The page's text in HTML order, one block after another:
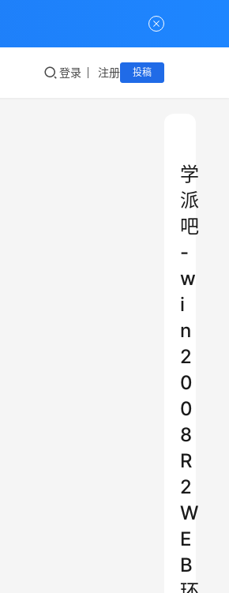
登录 注册 投稿
学
派
吧
-
w
i
n
2
0
0
8
R
2
W
E
B